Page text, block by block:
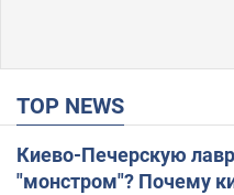
TOP NEWS
Киево-Печерскую
"монстром"? Почему